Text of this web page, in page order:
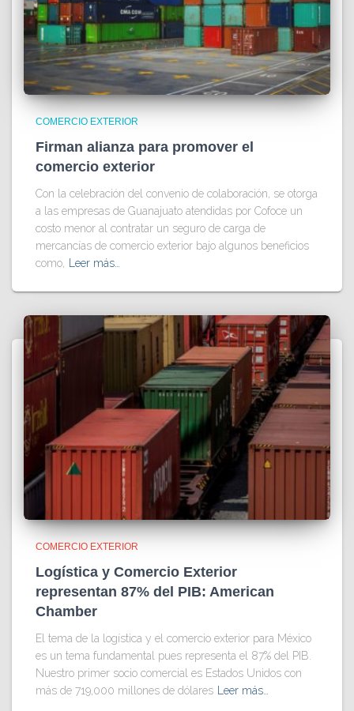
COMERCIO EXTERIOR
Firman alianza para promover el
comercio exterior
Con la celebración del convenio de colaboración, se otorga
a las empresas de Guanajuato atendidas por Cofoce un
costo menor al contratar un seguro de carga de
mercancías de comercio exterior bajo algunos beneficios
como, Leer más…
COMERCIO EXTERIOR
Logística y Comercio Exterior
representan 87% del PIB: American
Chamber
El tema de la logística y el comercio exterior para México
es un tema fundamental pues representa el 87% del PIB.
Nuestro primer socio comercial es Estados Unidos con
más de 719,000 millones de dólares
Leer más…